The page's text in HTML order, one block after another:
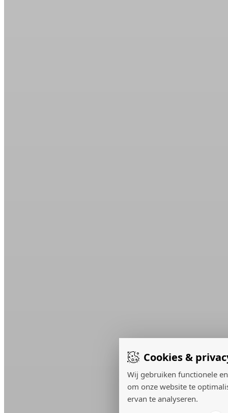
Cookies &
Wij gebruiken functionele
om onze website te
ervan te analyseren.